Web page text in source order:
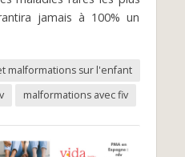
jamais à 100% un
malformations sur l'enfant
malformations avec fiv